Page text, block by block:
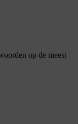
op de meest